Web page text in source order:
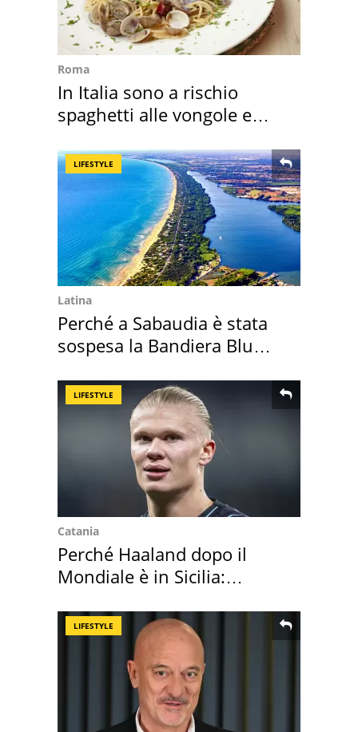
Roma
In Italia sono a rischio
spaghetti alle vongole e
LIFESTYLE
Latina
Perché a Sabaudia è stata
sospesa la Bandiera Blu
LIFESTYLE
Catania
Perché Haaland dopo il
Mondiale è in Sicilia:
LIFESTYLE